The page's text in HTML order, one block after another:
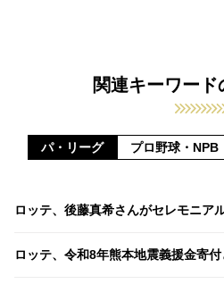
関連キーワー
パ・リーグ プロ野球・NPB
ロッテ、後藤真希さんがセレモニア
ロッテ、令和8年熊本地震義援金寄